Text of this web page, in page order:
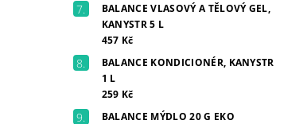
BALANCE VLASOVÝ A TĚLOVÝ GEL,
KANYSTR 5 L
457 Kč
BALANCE KONDICIONÉR, KANYSTR
1 L
259 Kč
BALANCE MÝDLO 20 G EKO